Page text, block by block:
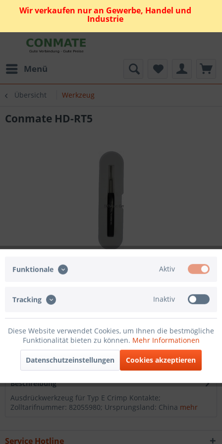
Wir verkaufen nur an Gewerbe, Handel und
Industrie
Menü
Übersicht Werkzeug
Conmate HD-RT5
40,00 € *
Sofort versandfertig, Lieferzeit ca. 1-3 Werktage
Merken
Artikel-Nr.: 2023501
Beschreibung
Ausdrückwerkzeug für Typ E Crimp Kontakte;
Zolltarifnummer: 82055980; Ursprungsland: China mehr
Service Hotline
Funktionale Aktiv
Tracking Inaktiv
Diese Website verwendet Cookies, um Ihnen die bestmögliche
Funktionalität bieten zu können. Mehr Informationen
Datenschutzeinstellungen Cookies akzeptieren